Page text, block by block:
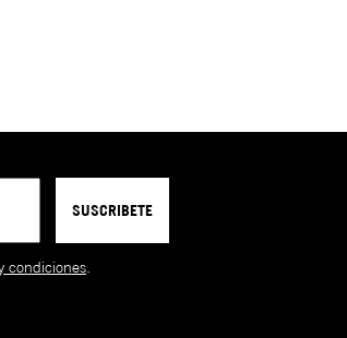
SUSCRIBETE
condiciones